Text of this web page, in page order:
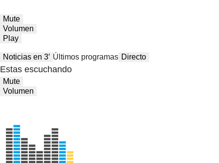
Mute
Volumen
Play
Noticias en 3′ Últimos programas Directo
Estas escuchando
Mute
Volumen